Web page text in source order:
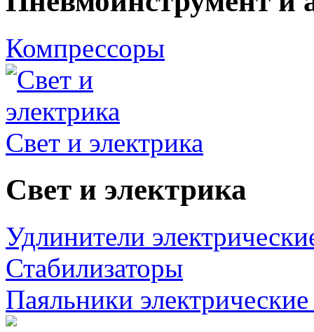
Компрессоры
Свет и электрика
Свет и электрика
Удлинители
Стабилизаторы
Паяльники